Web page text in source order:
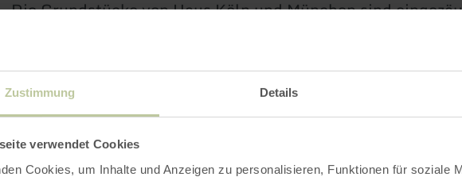
Zustimmung Details
verwendet Cookies
Cookies, um Inhalte und Anzeigen zu personalisieren, Funktionen für soziale
Die Grundstücke von Haus Köln und München sind
mehr erfahren